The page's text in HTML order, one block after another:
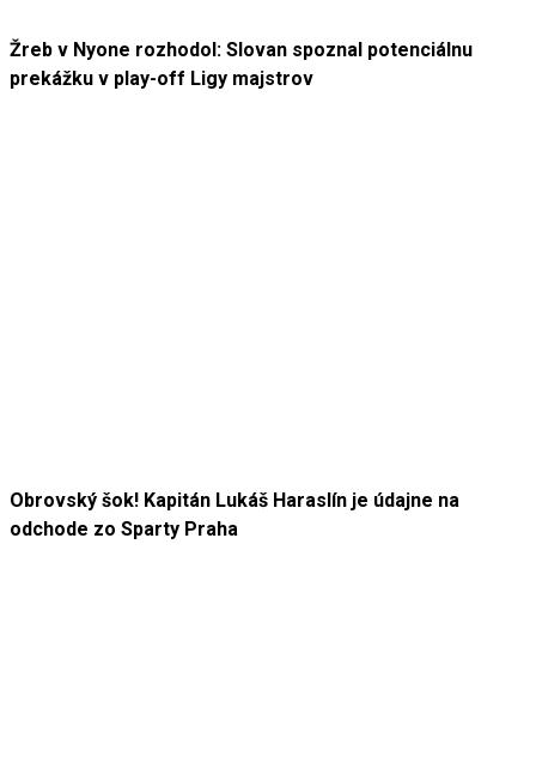
Žreb v Nyone rozhodol: Slovan spoznal potenciálnu
prekážku v play-off Ligy majstrov
Obrovský šok! Kapitán Lukáš Haraslín je údajne na
odchode zo Sparty Praha